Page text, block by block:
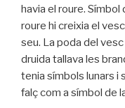
havia el roure. Símbol
roure hi creixia el
seu. La poda del
druida tallava les
tenia símbols lunars i
falç com a símbol de